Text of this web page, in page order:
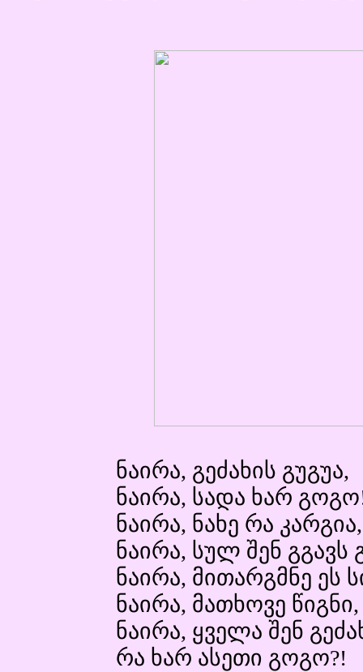
ნაირა, გეძახის გუგუა,
ნაირა, სადა ხარ
ნაირა, ნახე რა კარგია,
ნაირა, სულ შენ გგავს
ნაირა, მითარგმნე ეს
ნაირა, მათხოვე წიგნი,
ნაირა, ყველა შენ
რა ხარ ასეთი გოგო?!